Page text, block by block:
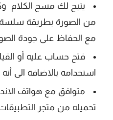
يتيح لك مسح الكلام
مع الحفاظ على جودة
فتح حساب عليه أو
استخدامه بالاضافة الى
متوافق مع هواتف
تحميله من متجر